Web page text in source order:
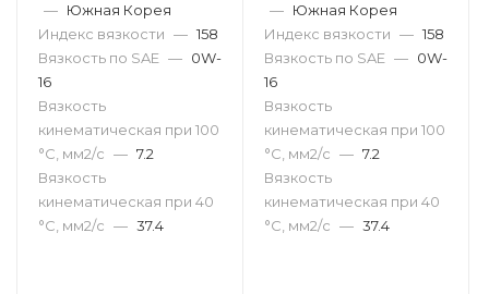
— Южная Корея
Индекс вязкости — 158
Вязкость по SAE — 0W-
16
Вязкость
кинематическая при 100
°С, мм2/с — 7.2
Вязкость
кинематическая при 40
°С, мм2/с — 37.4
— Южная Корея
Индекс вязкости — 158
Вязкость по SAE — 0W-
16
Вязкость
кинематическая при 100
°С, мм2/с — 7.2
Вязкость
кинематическая при 40
°С, мм2/с — 37.4